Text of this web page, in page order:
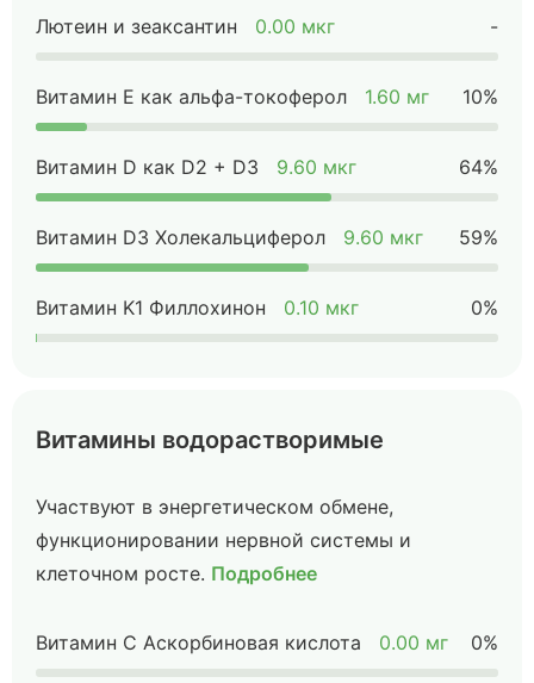
Лютеин и зеаксантин 0.00 мкг -
Витамин Е как альфа-токоферол 1.60 мг 10%
Витамин D как D2 + D3 9.60 мкг 64%
Витамин D3 Холекальциферол 9.60 мкг 59%
Витамин K1 Филлохинон 0.10 мкг 0%
Витамины водорастворимые
Участвуют в энергетическом обмене,
функционировании нервной системы и
клеточном росте. Подробнее
Витамин C Аскорбиновая кислота 0.00 мг 0%